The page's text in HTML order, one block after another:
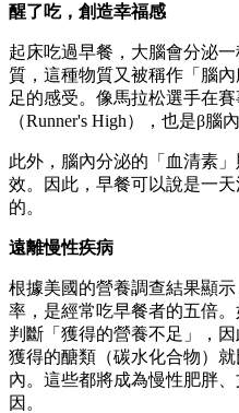
醒了吃，創造幸福感
起床吃過早餐，大腦會分泌
質，這種物質又被稱作「腦
足的感受。像馬拉松選手在
（Runner's High），也是β腦
此外，腦內分泌的「血清素
效。因此，早餐可以說是一
的。
遠離慢性疾病
根據美國的營養調查結果顯
率，是經常吃早餐者的五倍
判斷「獲得的營養不足」，
獲得的醣類（碳水化合物）
內。這些都將成為慢性肥胖
因。